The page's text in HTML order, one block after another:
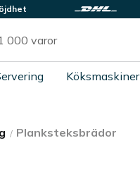
Köksmaskiner
Planksteksbrädor